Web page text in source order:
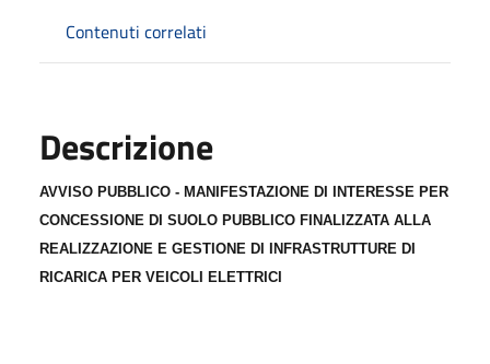
Contenuti correlati
Descrizione
AVVISO PUBBLICO - MANIFESTAZIONE DI INTERESSE PER
CONCESSIONE DI SUOLO PUBBLICO FINALIZZATA ALLA
REALIZZAZIONE E GESTIONE DI INFRASTRUTTURE DI
RICARICA PER VEICOLI ELETTRICI